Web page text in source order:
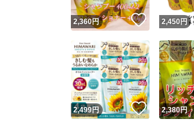
2,360円 いいね！
2,450 円
2,499円 いいね！
2,380円